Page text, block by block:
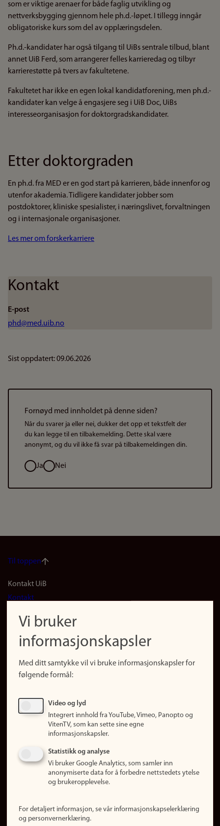
som er viktige arenaer for både faglig utvikling og
nettverksbygging gjennom hele ph.d.-løpet. I tillegg inngår
obligatoriske kurs som del av opplæringsdelen.
Ph.d.-kandidater har også tilgang til UiBs sentrale tilbud, blant
annet UiB Ferd, som arrangerer felles karrieredag og tilbyr
karrierestøtte på tvers av fakultetene.
Fakultetet har ikke en egen lokal kandidatforening, men ph.d.-
kandidater kan velge å engasjere seg i UiB Doc, UiBs
interesseorganisasjon for doktorgradskandidater.
Etter doktorgraden
En ph.d. fra MED er en god start på karrieren, både innenfor og
utenfor akademia. Tidligere kandidater jobber som
postdoktorer, kliniske spesialister, i næringslivet, forvaltningen
og i internasjonale organisasjoner.
Les mer om forskerkarriere
Kontakt
E-post
phd@med.uib.no
Sist oppdatert: 09.06.2026
Fornøyd med innholdet på denne siden?
Når du svarer ja eller nei, dukker det opp et tekstfelt der
du kan legge til en tilbakemelding. Dette skal være
anonymt, og du vil ikke få svar på tilbakemeldingen din.
ValgJa Nei
Til toppen
Footer
(no)
Kontakt UiB
Kontakt
Finn forsker
Presse
Finn studier
Ledige stillinger
Om nettstedet
Informasjonskapsler
Personvern
Vi bruker
informasjonskapsler
Med ditt samtykke vil vi bruke informasjonskapsler for
følgende formål:
Video og lyd
Integrert innhold fra YouTube, Vimeo, Panopto og
VitenTV, som kan sette sine egne
informasjonskapsler.
Statistikk og analyse
Vi bruker Google Analytics, som samler inn
anonymiserte data for å forbedre nettstedets ytelse
og brukeropplevelse.
For detaljert informasjon, se vår informasjonskapselerklæring
og personvernerklæring.